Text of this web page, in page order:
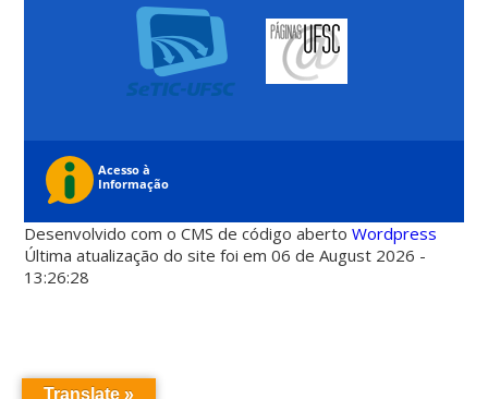
Desenvolvido com o CMS de código abertoWordpress
Última atualização do site foi em 06 de August 2026 -
13:26:28
Translate »